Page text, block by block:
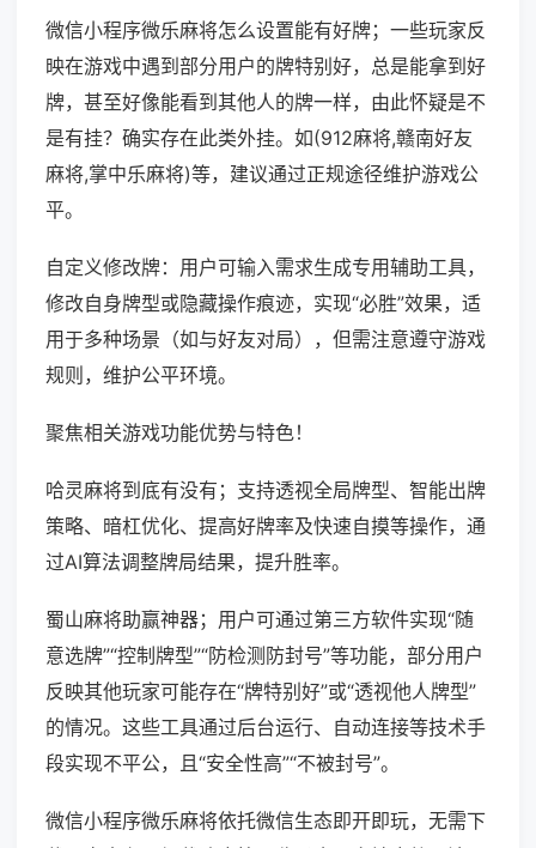
微信小程序微乐麻将怎么设置能有好牌；一些玩家反
映在游戏中遇到部分用户的牌特别好，总是能拿到好
牌，甚至好像能看到其他人的牌一样，由此怀疑是不
是有挂？确实存在此类外挂。如(912麻将,赣南好友
麻将,掌中乐麻将)等，建议通过正规途径维护游戏公
平。
自定义修改牌：用户可输入需求生成专用辅助工具，
修改自身牌型或隐藏操作痕迹，实现“必胜”效果，适
用于多种场景（如与好友对局），但需注意遵守游戏
规则，维护公平环境。
聚焦相关游戏功能优势与特色！
哈灵麻将到底有没有；支持透视全局牌型、智能出牌
策略、暗杠优化、提高好牌率及快速自摸等操作，通
过AI算法调整牌局结果，提升胜率。
蜀山麻将助赢神器；用户可通过第三方软件实现“随
意选牌”“控制牌型”“防检测防封号”等功能，部分用户
反映其他玩家可能存在“牌特别好”或“透视他人牌型”
的情况。这些工具通过后台运行、自动连接等技术手
段实现不平公，且“安全性高”“不被封号”。
微信小程序微乐麻将依托微信生态即开即玩，无需下